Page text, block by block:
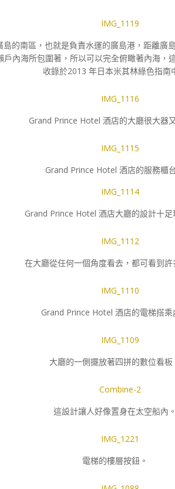
的南區，也就是負責水運的廣島港，距離廣
內海所包圍著，所以可以完全俯瞰著內海
收錄於2013 年日本米其林綠色指南
Grand Prince Hotel 酒店的大廳很大器
Grand Prince Hotel 酒店的服務櫃
Grand Prince Hotel 酒店大廳的設計十足
在大廳從任何一個角度看去，都可看到許
Grand Prince Hotel 酒店的電梯搭乘
大廳的一側擺放著四拼的數位看板
這設計讓人好像置身在太空船內。
電梯的樓層按鈕。